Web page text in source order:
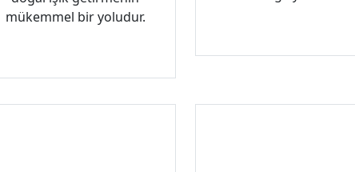
mükemmel bir yoludur.